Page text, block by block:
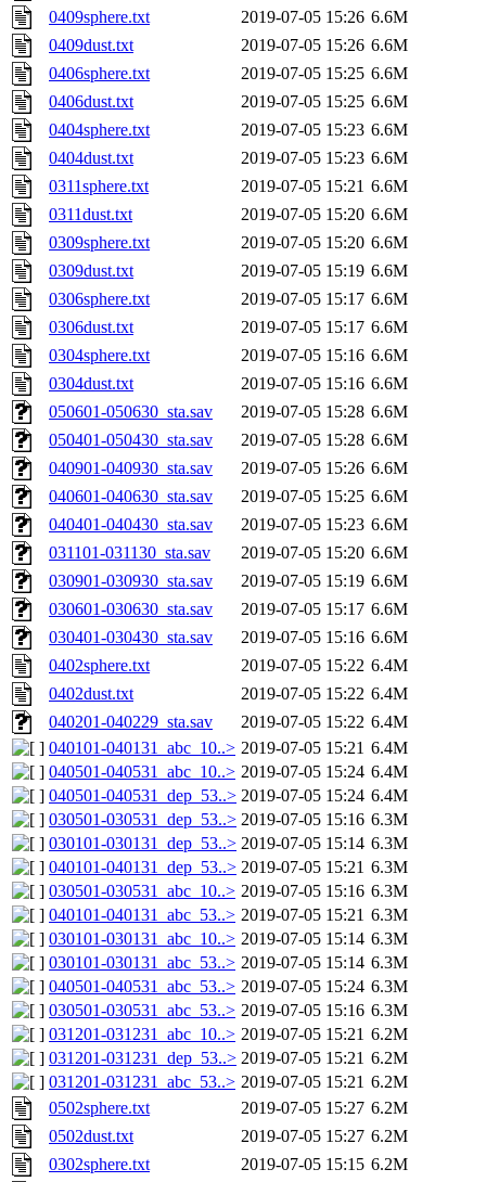
0409sphere.txt
2019-07-05 15:26 6.6M
0409dust.txt
2019-07-05 15:26 6.6M
0406sphere.txt
2019-07-05 15:25 6.6M
0406dust.txt
2019-07-05 15:25 6.6M
0404sphere.txt
2019-07-05 15:23 6.6M
0404dust.txt
2019-07-05 15:23 6.6M
0311sphere.txt
2019-07-05 15:21 6.6M
0311dust.txt
2019-07-05 15:20 6.6M
0309sphere.txt
2019-07-05 15:20 6.6M
0309dust.txt
2019-07-05 15:19 6.6M
0306sphere.txt
2019-07-05 15:17 6.6M
0306dust.txt
2019-07-05 15:17 6.6M
0304sphere.txt
2019-07-05 15:16 6.6M
0304dust.txt
2019-07-05 15:16 6.6M
050601-050630_sta.sav
2019-07-05 15:28 6.6M
050401-050430_sta.sav
2019-07-05 15:28 6.6M
040901-040930_sta.sav
2019-07-05 15:26 6.6M
040601-040630_sta.sav
2019-07-05 15:25 6.6M
040401-040430_sta.sav
2019-07-05 15:23 6.6M
031101-031130_sta.sav
2019-07-05 15:20 6.6M
030901-030930_sta.sav
2019-07-05 15:19 6.6M
030601-030630_sta.sav
2019-07-05 15:17 6.6M
030401-030430_sta.sav
2019-07-05 15:16 6.6M
0402sphere.txt
2019-07-05 15:22 6.4M
0402dust.txt
2019-07-05 15:22 6.4M
040201-040229_sta.sav
2019-07-05 15:22 6.4M
040101-040131_abc_10..> 2019-07-05 15:21 6.4M
040501-040531_abc_10..> 2019-07-05 15:24 6.4M
040501-040531_dep_53..> 2019-07-05 15:24 6.4M
030501-030531_dep_53..> 2019-07-05 15:16 6.3M
030101-030131_dep_53..> 2019-07-05 15:14 6.3M
040101-040131_dep_53..> 2019-07-05 15:21 6.3M
030501-030531_abc_10..> 2019-07-05 15:16 6.3M
040101-040131_abc_53..> 2019-07-05 15:21 6.3M
030101-030131_abc_10..> 2019-07-05 15:14 6.3M
030101-030131_abc_53..> 2019-07-05 15:14 6.3M
040501-040531_abc_53..> 2019-07-05 15:24 6.3M
030501-030531_abc_53..> 2019-07-05 15:16 6.3M
031201-031231_abc_10..> 2019-07-05 15:21 6.2M
031201-031231_dep_53..> 2019-07-05 15:21 6.2M
031201-031231_abc_53..> 2019-07-05 15:21 6.2M
0502sphere.txt
2019-07-05 15:27 6.2M
0502dust.txt
2019-07-05 15:27 6.2M
0302sphere.txt
2019-07-05 15:15 6.2M